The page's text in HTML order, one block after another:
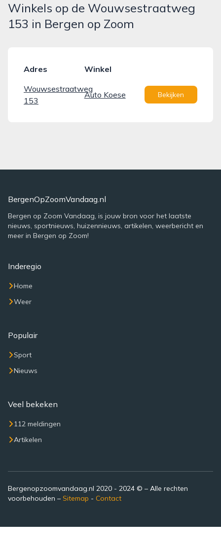
Winkels op de Wouwsestraatweg
153 in Bergen op Zoom
Adres
Winkel
Wouwsestraatweg
153
Auto Koese Bekijken
BergenOpZoomVandaag.nl
Bergen op Zoom Vandaag, is jouw bron voor het laatste
nieuws, sportnieuws, huizennieuws, artikelen, weerbericht en
meer in Bergen op Zoom!
Inderegio
Home
Weer
Populair
Sport
Nieuws
Veel bekeken
112 meldingen
Artikelen
Bergenopzoomvandaag.nl 2020 - 2024 © – Alle rechten
voorbehouden – Sitemap - Contact